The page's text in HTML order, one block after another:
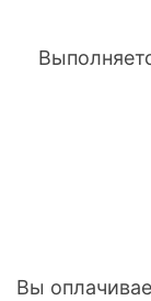
Вы